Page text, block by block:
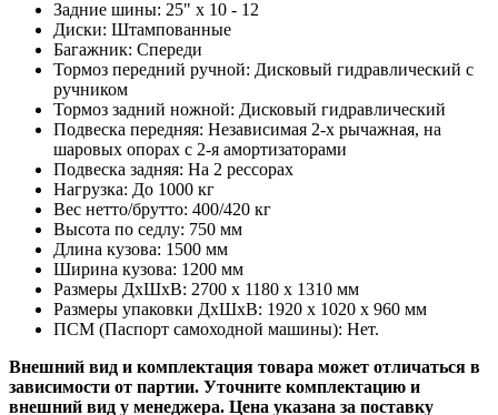
Задние шины: 25" x 10 - 12
Диски: Штампованные
Багажник: Спереди
Тормоз передний ручной: Дисковый гидравлический с
ручником
Тормоз задний ножной: Дисковый гидравлический
Подвеска передняя: Независимая 2-х рычажная, на
шаровых опорах с 2-я амортизаторами
Подвеска задняя: На 2 рессорах
Нагрузка: До 1000 кг
Вес нетто/брутто: 400/420 кг
Высота по седлу: 750 мм
Длина кузова: 1500 мм
Ширина кузова: 1200 мм
Размеры ДхШхВ: 2700 x 1180 x 1310 мм
Размеры упаковки ДхШхВ: 1920 x 1020 x 960 мм
ПСМ (Паспорт самоходной машины): Нет.
Внешний вид и комплектация товара может отличаться в
зависимости от партии. Уточните комплектацию и
внешний вид у менеджера.​ Цена указана за поставку